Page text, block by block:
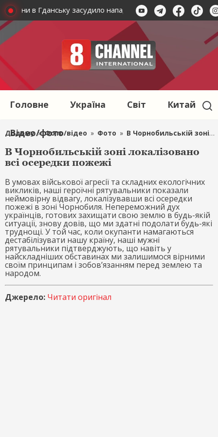
в Гданську засудило напад на українця і поляків
Головне Україна Світ Китай
Відео/фото
Додому » Фото/відео » Фото » В Чорнобильській зоні локалізовано всі осередки пожежі
В Чорнобильській зоні локалізовано
всі осередки пожежі
В умовах військової агресії та складних екологічних
викликів, наші героїчні рятувальники показали
неймовірну відвагу, локалізувавши всі осередки
пожежі в зоні Чорнобиля. Непереможний дух
українців, готових захищати свою землю в будь-якій
ситуації, знову довів, що ми здатні подолати будь-які
труднощі. У той час, коли окупанти намагаються
дестабілізувати нашу країну, наші мужні
рятувальники підтверджують, що навіть у
найскладніших обставинах ми залишимося вірними
своїм принципам і зобов’язанням перед землею та
народом.
Джерело: Читати оригінал